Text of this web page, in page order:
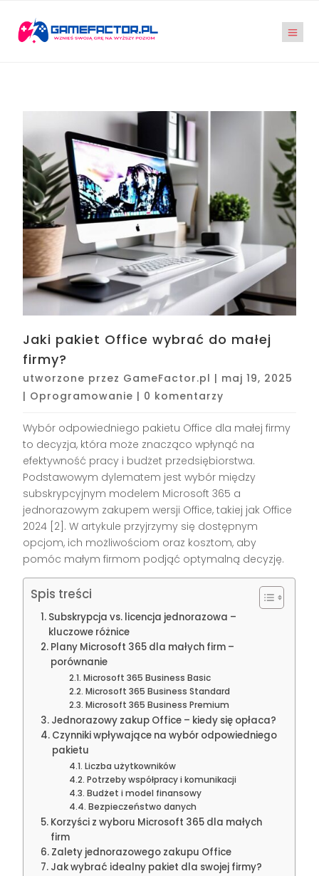
Jaki pakiet Office wybrać do małej
firmy?
utworzone przez GameFactor.pl | maj 19, 2025
| Oprogramowanie | 0 komentarzy
Wybór odpowiedniego pakietu Office dla małej firmy
to decyzja, która może znacząco wpłynąć na
efektywność pracy i budżet przedsiębiorstwa.
Podstawowym dylematem jest wybór między
subskrypcyjnym modelem Microsoft 365 a
jednorazowym zakupem wersji Office, takiej jak Office
2024 [2]. W artykule przyjrzymy się dostępnym
opcjom, ich możliwościom oraz kosztom, aby
pomóc małym firmom podjąć optymalną decyzję.
Spis treści
Subskrypcja vs. licencja jednorazowa –
kluczowe różnice
Plany Microsoft 365 dla małych firm –
porównanie
Microsoft 365 Business Basic
Microsoft 365 Business Standard
Microsoft 365 Business Premium
Jednorazowy zakup Office – kiedy się opłaca?
Czynniki wpływające na wybór odpowiedniego
pakietu
Liczba użytkowników
Potrzeby współpracy i komunikacji
Budżet i model finansowy
Bezpieczeństwo danych
Korzyści z wyboru Microsoft 365 dla małych
firm
Zalety jednorazowego zakupu Office
Jak wybrać idealny pakiet dla swojej firmy?